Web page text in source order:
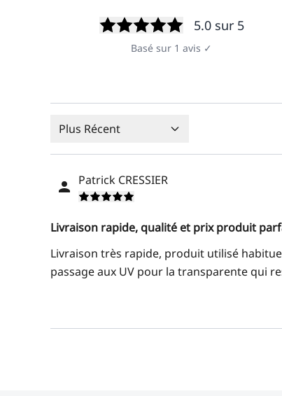
5.0 sur 5
Basé sur 1 avis ✓
Plus Récent
Patrick CRESSIER
Livraison rapide, qualité et prix produit
Livraison très rapide, produit utilisé
passage aux UV pour la transparente qui